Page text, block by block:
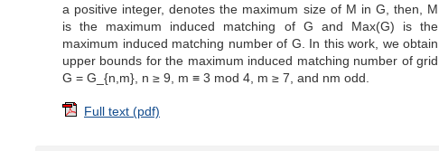
a positive integer, denotes the maximum size of M in G, then, M
is the maximum induced matching of G and Max(G) is the
maximum induced matching number of G. In this work, we obtain
upper bounds for the maximum induced matching number of grid
G = G_{n,m}, n ≥ 9, m ≡ 3 mod 4, m ≥ 7, and nm odd.
Full text (pdf)